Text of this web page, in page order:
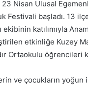
Nisan Ulusal
Festivali başladı. 13
katılımıyla
etkinliğe Kuzey
Ortaokulu öğrencileri
ve çocukların